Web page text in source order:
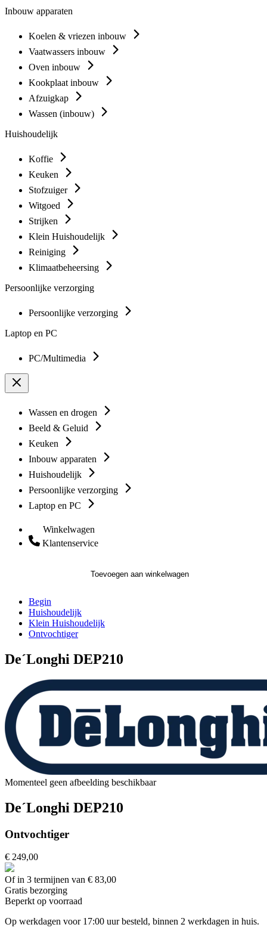
Inbouw apparaten
Koelen & vriezen inbouw
Vaatwassers inbouw
Oven inbouw
Kookplaat inbouw
Afzuigkap
Wassen (inbouw)
Huishoudelijk
Koffie
Keuken
Stofzuiger
Witgoed
Strijken
Klein Huishoudelijk
Reiniging
Klimaatbeheersing
Persoonlijke verzorging
Persoonlijke verzorging
Laptop en PC
PC/Multimedia
Wassen en drogen
Beeld & Geluid
Keuken
Inbouw apparaten
Huishoudelijk
Persoonlijke verzorging
Laptop en PC
Winkelwagen
Klantenservice
Toevoegen aan winkelwagen
Begin
Huishoudelijk
Klein Huishoudelijk
Ontvochtiger
De´Longhi DEP210
Momenteel geen afbeelding beschikbaar
De´Longhi DEP210
Ontvochtiger
€ 249,00
Of in 3 termijnen van € 83,00
Gratis bezorging
Beperkt op voorraad
Op werkdagen voor 17:00 uur besteld, binnen 2 werkdagen in huis.